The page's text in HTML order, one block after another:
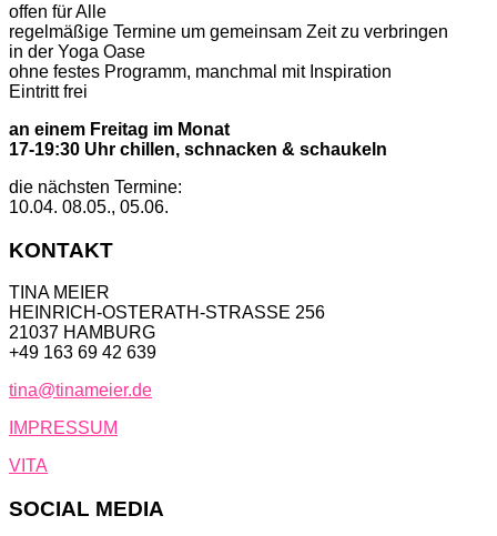
offen für Alle
regelmäßige Termine um gemeinsam Zeit zu verbringen
in der Yoga Oase
ohne festes Programm, manchmal mit Inspiration
Eintritt frei
an einem Freitag im Monat
17-19:30 Uhr chillen, schnacken & schaukeln
die nächsten Termine:
10.04. 08.05., 05.06.
KONTAKT
TINA MEIER
HEINRICH-OSTERATH-STRASSE 256
21037 HAMBURG
+49 163 69 42 639
tina@tinameier.de
IMPRESSUM
VITA
SOCIAL MEDIA